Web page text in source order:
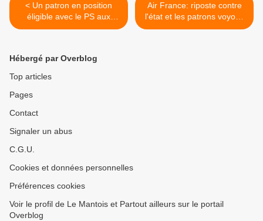
< Un patron en position
éligible avec le PS aux
régionales en Midi-
Air France: riposte contre
l'état et les patrons voyous
>
Hébergé par Overblog
Top articles
Pages
Contact
Signaler un abus
C.G.U.
Cookies et données personnelles
Préférences cookies
Voir le profil de Le Mantois et Partout ailleurs sur le portail
Overblog